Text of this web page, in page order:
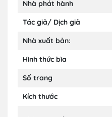
Nhà phát hành
Tác giả/ Dịch giả
Nhà xuất bản:
Hình thức bìa
Số trang
Kích thước